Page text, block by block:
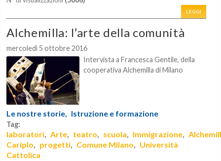
LEGGI
Alchemilla: l’arte della comunità
mercoledì 5 ottobre 2016
Intervista a Francesca Gentile, della
cooperativa Alchemilla di Milano
Le nostre storie, Istruzione e formazione
Tag:
laboratori,Arte, teatro, scuola, Immigrazione,
Cariplo, progetti, Comune Milano, Università
Cattolica